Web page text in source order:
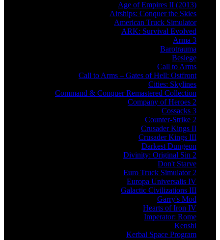
Age of Empires II (2013)
Airships: Conquer the Skies
American Truck Simulator
ARK: Survival Evolved
Arma 3
Barotrauma
Besiege
Call to Arms
Call to Arms – Gates of Hell: Ostfront
Cities: Skylines
Command & Conquer Remastered Collection
Company of Heroes 2
Cossacks 3
Counter-Strike 2
Crusader Kings II
Crusader Kings III
Darkest Dungeon
Divinity: Original Sin 2
Don't Starve
Euro Truck Simulator 2
Europa Universalis IV
Galactic Civilizations III
Garry's Mod
Hearts of Iron IV
Imperator: Rome
Kenshi
Kerbal Space Program